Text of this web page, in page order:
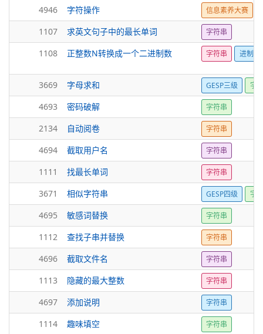
4946 字符操作 信息素养大赛
1107 求英文句子中的最长单词 字符串
1108 正整数N转换成一个二进制数 字符串 进制转
3669 字母求和 GESP三级 字
4693 密码破解 字符串
2134 自动阅卷 字符串
4694 截取用户名 字符串
1111 找最长单词 字符串
3671 相似字符串 GESP四级 字
4695 敏感词替换 字符串
1112 查找子串并替换 字符串
4696 截取文件名 字符串
1113 隐藏的最大整数 字符串
4697 添加说明 字符串
1114 趣味填空 字符串